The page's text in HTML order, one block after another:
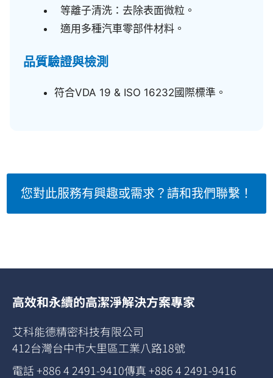
等離子清洗：去除表面微粒。
適用多種汽車零部件材料。
品質驗證與檢測
符合VDA 19 & ISO 16232國際標準。
您對此服務有興趣或需求？請和我們聯繫！
高效和永續的高潔淨解決方案專家
艾科能德精密科技有限公司
412台灣台中市大里區工業八路18號
電話 +886 4 2491-9410傳真 +886 4 2491-9416